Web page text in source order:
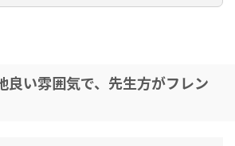
い雰囲気で、先生方がフレン